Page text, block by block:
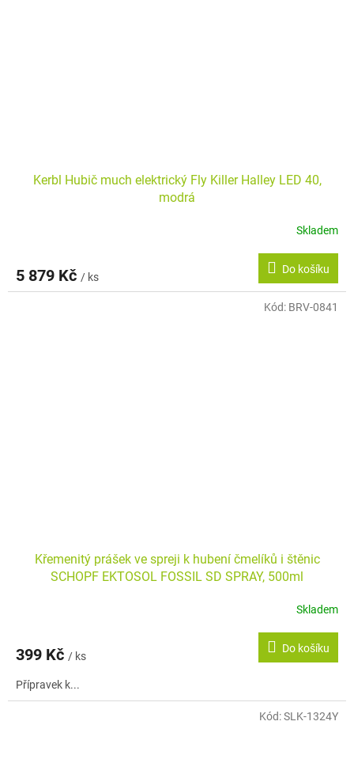
Kerbl Hubič much elektrický Fly Killer Halley LED 40,
modrá
Skladem
5 879 Kč / ks
Do košíku
Křemenitý prášek ve spreji k hubení čmelíků i štěnic
SCHOPF EKTOSOL FOSSIL SD SPRAY, 500ml
Skladem
399 Kč / ks
Do košíku
Přípravek k...
Kód: BRV-0841
Kód:SLK-1324Y